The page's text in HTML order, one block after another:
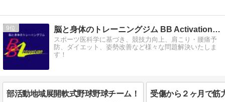
9 脳と身体のトレーニングジム BB Activation 公…
スポーツ医科学に基づき、競技力向上、肩こり・腰痛予
防、ダイエット、姿勢改善など様々な問題解決いたしま
す！
部活動地域展開軟式野球野球チーム！ 受傷から２ヶ月で筋